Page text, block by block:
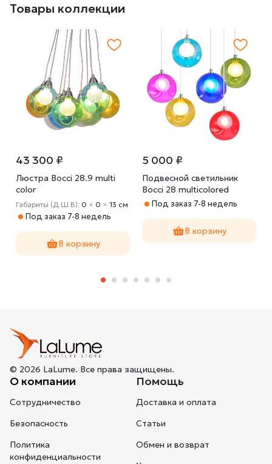
Товары коллекции
43 300 ₽
Люстра Bocci 28.9 multi
color
Габариты (Д Ш В): 0 × 0 × 13 cм
Под заказ 7-8 недель
В корзину
5 000 ₽
Подвесной светильник
Bocci 28 multicolored
bubbles single
Под заказ 7-8 недель
В корзину
© 2026 LaLume. Все права защищены.
О компании
Сотрудничество
Безопасность
Политика
конфиденциальности
Помощь
Доставка и оплата
Статьи
Обмен и возврат